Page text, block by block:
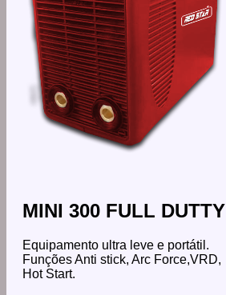
MINI 300 FULL DUTTY
Equipamento ultra leve e portátil.
Funções Anti stick, Arc Force,VRD,
Hot Start.